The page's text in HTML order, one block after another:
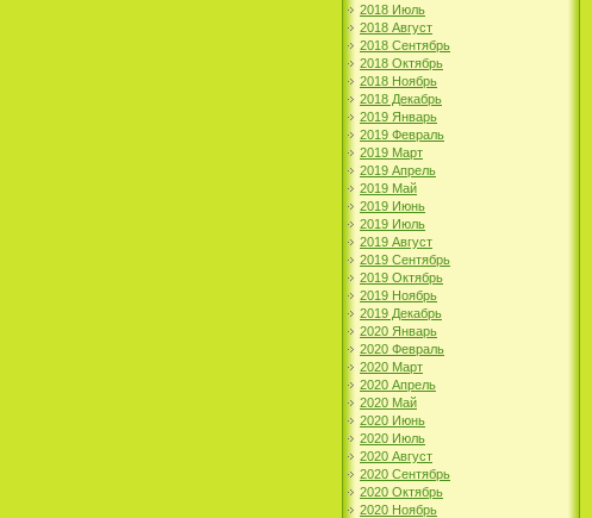
2018 Июль
2018 Август
2018 Сентябрь
2018 Октябрь
2018 Ноябрь
2018 Декабрь
2019 Январь
2019 Февраль
2019 Март
2019 Апрель
2019 Май
2019 Июнь
2019 Июль
2019 Август
2019 Сентябрь
2019 Октябрь
2019 Ноябрь
2019 Декабрь
2020 Январь
2020 Февраль
2020 Март
2020 Апрель
2020 Май
2020 Июнь
2020 Июль
2020 Август
2020 Сентябрь
2020 Октябрь
2020 Ноябрь